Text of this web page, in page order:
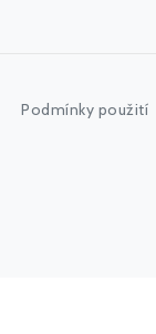
Podmínky použití